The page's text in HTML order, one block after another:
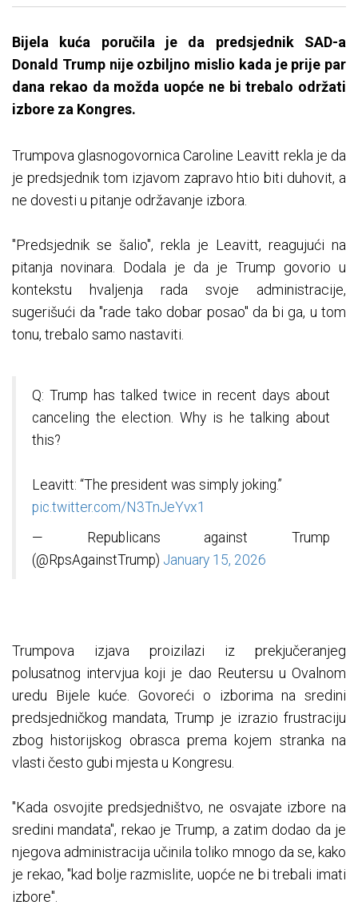
Bijela kuća poručila je da predsjednik SAD-a
Donald Trump nije ozbiljno mislio kada je prije par
dana rekao da možda uopće ne bi trebalo održati
izbore za Kongres.
Trumpova glasnogovornica Caroline Leavitt rekla je da
je predsjednik tom izjavom zapravo htio biti duhovit, a
ne dovesti u pitanje održavanje izbora.
"Predsjednik se šalio", rekla je Leavitt, reagujući na
pitanja novinara. Dodala je da je Trump govorio u
kontekstu hvaljenja rada svoje administracije,
sugerišući da "rade tako dobar posao" da bi ga, u tom
tonu, trebalo samo nastaviti.
Q: Trump has talked twice in recent days about
canceling the election. Why is he talking about
this?
Leavitt: “The president was simply joking.”
pic.twitter.com/N3TnJeYvx1
— Republicans against Trump
(@RpsAgainstTrump) January 15, 2026
Trumpova izjava proizilazi iz prekjučeranjeg
polusatnog intervjua koji je dao Reutersu u Ovalnom
uredu Bijele kuće. Govoreći o izborima na sredini
predsjedničkog mandata, Trump je izrazio frustraciju
zbog historijskog obrasca prema kojem stranka na
vlasti često gubi mjesta u Kongresu.
"Kada osvojite predsjedništvo, ne osvajate izbore na
sredini mandata", rekao je Trump, a zatim dodao da je
njegova administracija učinila toliko mnogo da se, kako
je rekao, "kad bolje razmislite, uopće ne bi trebali imati
izbore".